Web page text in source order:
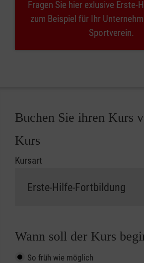
Fragen Sie hier exlusive Erste-
zum Beispiel für Ihr
Sportverein.
Buchen Sie ihren Kurs
Kurs
Kursart
Wann soll der Kurs
So früh wie möglich